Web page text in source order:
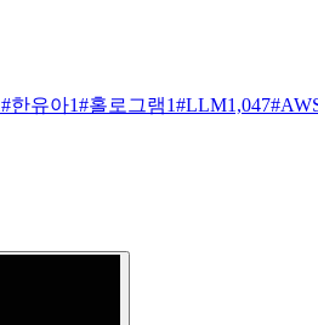
#한유아1#홀로그램1#LLM1,047#